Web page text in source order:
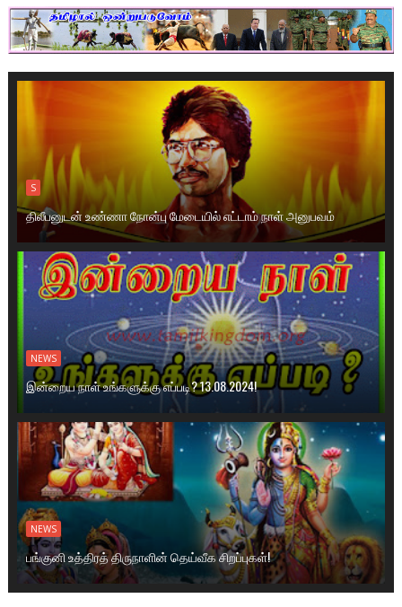
S
திலீபனுடன் உண்ணா நோன்பு மேடையில் எட்டாம் நாள் அனுபவம்
NEWS
இன்றைய நாள் உங்களுக்கு எப்படி? 13.08.2024!
NEWS
பங்குனி உத்திரத் திருநாளின் தெய்வீக சிறப்புகள்!